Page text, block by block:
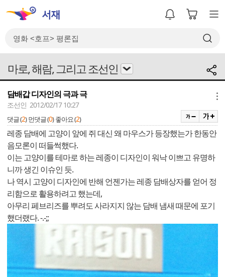
마로, 해람, 그리고 조선인
담배갑 디자인의 극과 극
조선인 2012/02/17 10:27
댓글 (2) 먼댓글 (0) 좋아요 (2)
레종 담배에 고양이 앞에 쥐 대신 왜 마우스가 등장했는가 한동안
음모론이 떠들썩했다.
이는 고양이를 테마로 하는 레종이 디자인이 워낙 이쁘고 유명하
니까 생긴 이슈인 듯.
나 역시 고양이 디자인에 반해 언젠가는 레종 담배상자를 얻어 정
리함으로 활용하려고 했는데,
아무리 페브리즈를 뿌려도 사라지지 않는 담배 냄새 때문에 포기
했더랬다. -.-;;